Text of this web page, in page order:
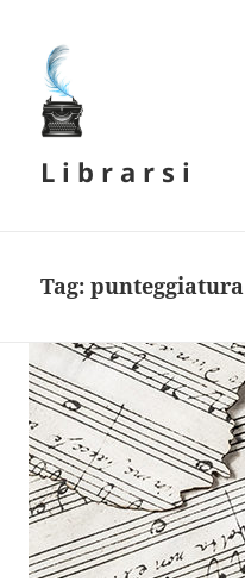
L i b r a r s i
Tag:punteggiatura